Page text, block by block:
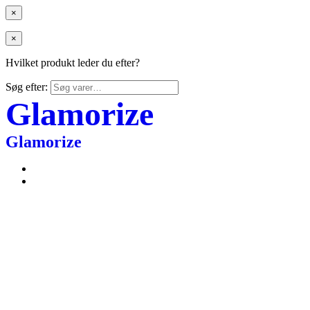
×
×
Hvilket produkt leder du efter?
Søg efter:
Glamorize
Glamorize